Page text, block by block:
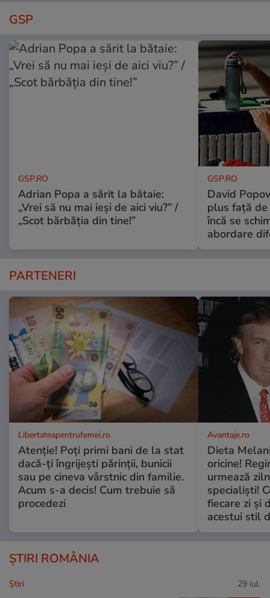
GSP
GSP.RO
Adrian Popa a sărit la bătaie:
„Vrei să nu mai ieși de aici viu?” /
„Scot bărbăția din tine!”
GSP.RO
David
plus față de
încă se
abordare
PARTENERI
Libertateapentrufemei.ro
Atenție! Poți primi bani de la stat
dacă-ți îngrijești părinții, bunicii
sau pe cineva vârstnic din familie.
Acum s-a decis! Cum trebuie să
procedezi
Avantaje.ro
Dieta
oricine!
urmează
specialiști!
fiecare zi și
acestui stil
ȘTIRI ROMÂNIA
Ştiri 29 iul.